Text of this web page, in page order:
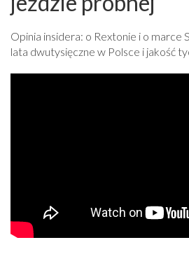
Opinia insidera: o Rextonie i o marce
lata dwutysięczne w Polsce i jakość